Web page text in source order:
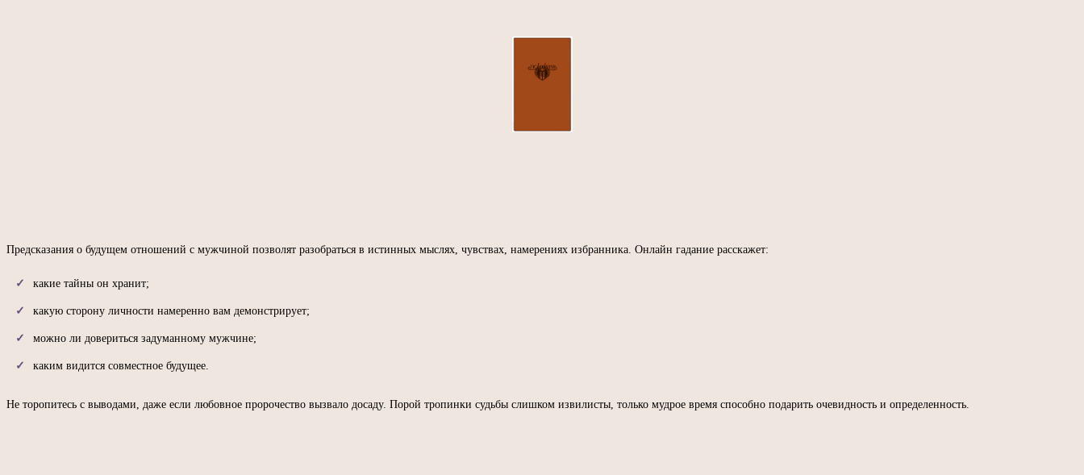
Предсказания о будущем отношений с мужчиной позволят разобраться в истинных мыслях, чувствах, намерениях избранника. Онлайн гадание расскажет:
какие тайны он хранит;
какую сторону личности намеренно вам демонстрирует;
можно ли довериться задуманному мужчине;
каким видится совместное будущее.
Не торопитесь с выводами, даже если любовное пророчество вызвало досаду. Порой тропинки судьбы слишком извилисты, только мудрое время способно подарить очевидность и определенность.